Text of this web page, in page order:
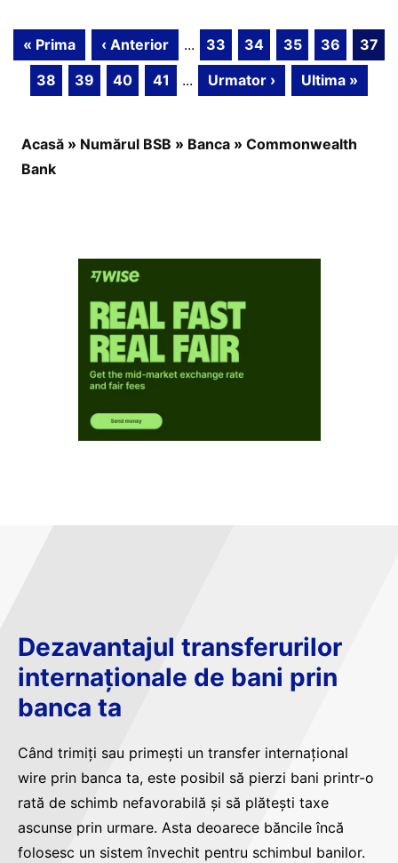
« Prima ‹ Anterior ... 33 34 35 36
37
38
39 40 41 ... Urmator › Ultima »
Acasă » Numărul BSB » Banca » Commonwealth
Bank
Dezavantajul transferurilor
internaționale de bani prin
banca ta
Când trimiți sau primești un transfer internațional
wire prin banca ta, este posibil să pierzi bani printr-o
rată de schimb nefavorabilă și să plătești taxe
ascunse prin urmare. Asta deoarece băncile încă
folosesc un sistem învechit pentru schimbul banilor.